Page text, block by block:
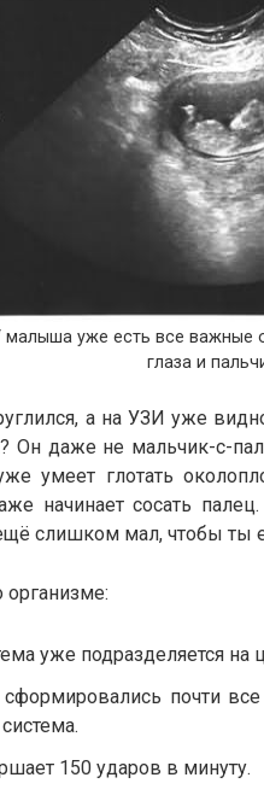
малыша уже есть все важные
глаза и
а на УЗИ уже
Он даже не мальчик-с-
умеет глотать
начинает сосать
слишком мал, чтобы ты
организме:
уже подразделяется
почти все
150 ударов в минуту.